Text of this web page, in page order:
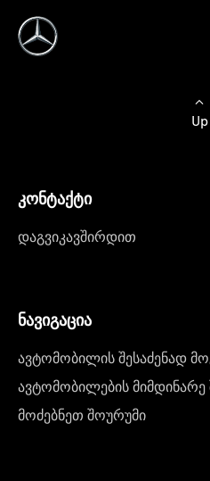
Up
კონტაქტი
დაგვიკავშირდით
ნავიგაცია
ავტომობილის შესაძენად
ავტომობილების მიმდინარე
მოძებნეთ შოურუმი